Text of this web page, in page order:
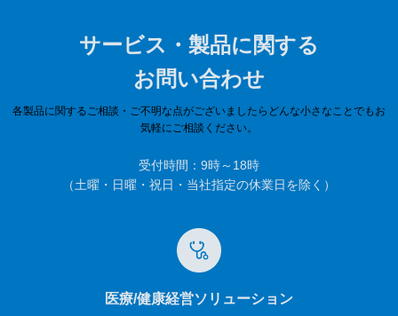
サービス・製品に関する
お問い合わせ
各製品に関するご相談・ご不明な点がございましたらどんな小さなことでもお
気軽にご相談ください。
受付時間：9時～18時
（土曜・日曜・祝日・当社指定の休業日を除く）
医療/健康経営ソリューション